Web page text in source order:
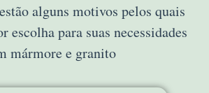
alguns motivos pelos quais
escolha para suas necessidades
mármore e granito